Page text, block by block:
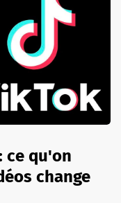
ce qu'on
change